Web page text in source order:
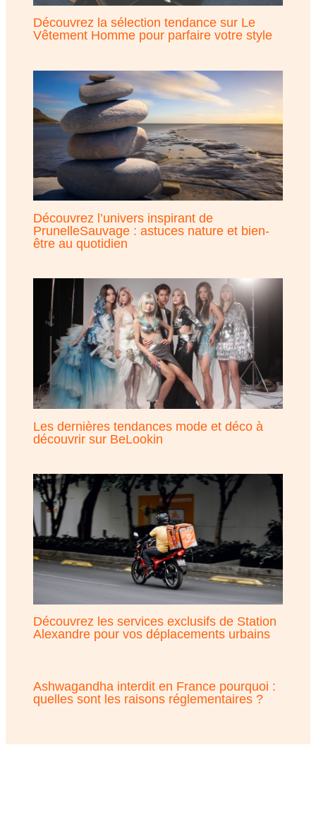
Découvrez la sélection tendance sur Le
Vêtement Homme pour parfaire votre style
Découvrez l’univers inspirant de
PrunelleSauvage : astuces nature et bien-
être au quotidien
Les dernières tendances mode et déco à
découvrir sur BeLookin
Découvrez les services exclusifs de Station
Alexandre pour vos déplacements urbains
Ashwagandha interdit en France pourquoi :
quelles sont les raisons réglementaires ?